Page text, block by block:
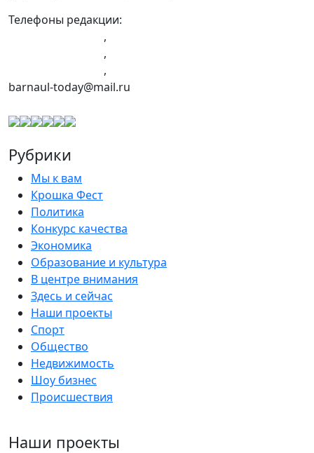
Телефоны редакции:
,
,
,
barnaul-today@mail.ru
Рубрики
Мы к вам
Крошка Фест
Политика
Конкурс качества
Экономика
Образование и культура
В центре внимания
Здесь и сейчас
Наши проекты
Спорт
Общество
Недвижимость
Шоу бизнес
Происшествия
Наши проекты